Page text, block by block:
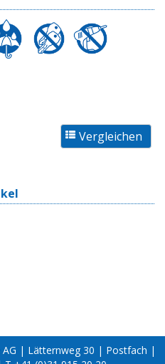
AG | Lätternweg 30 | Postfach |